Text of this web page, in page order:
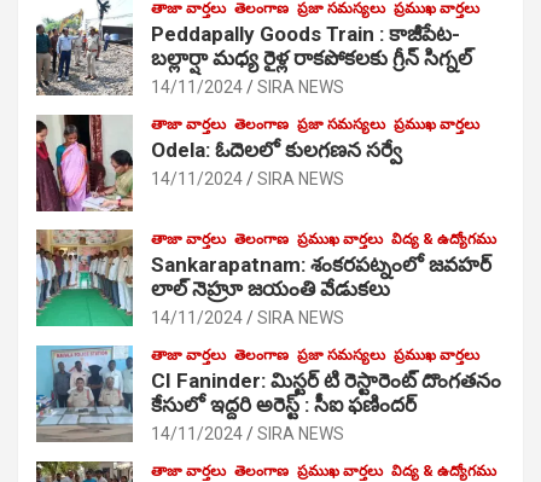
తాజా వార్తలు తెలంగాణ ప్రజా సమస్యలు ప్రముఖ వార్తలు
Peddapally Goods Train : కాజీపేట-
బల్లార్షా మధ్య రైళ్ల రాకపోకలకు గ్రీన్ సిగ్నల్
14/11/2024 SIRA NEWS
తాజా వార్తలు తెలంగాణ ప్రజా సమస్యలు ప్రముఖ వార్తలు
Odela: ఓదెలలో కులగణన సర్వే
14/11/2024 SIRA NEWS
తాజా వార్తలు తెలంగాణ ప్రముఖ వార్తలు విద్య & ఉద్యోగము
Sankarapatnam: శంకరపట్నంలో జవహర్
లాల్ నెహ్రూ జయంతి వేడుకలు
14/11/2024 SIRA NEWS
తాజా వార్తలు తెలంగాణ ప్రజా సమస్యలు ప్రముఖ వార్తలు
CI Faninder: మిస్టర్ టి రెస్టారెంట్ దొంగతనం
కేసులో ఇద్దరి అరెస్ట్ : సీఐ ఫణిందర్
14/11/2024 SIRA NEWS
తాజా వార్తలు తెలంగాణ ప్రముఖ వార్తలు విద్య & ఉద్యోగము